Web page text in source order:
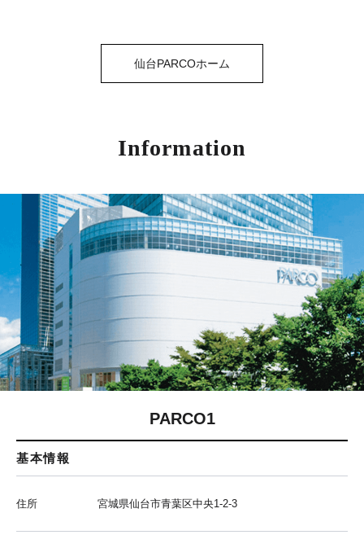
仙台PARCOホーム
Information
PARCO1
基本情報
住所 宮城県仙台市青葉区中央1-2-3